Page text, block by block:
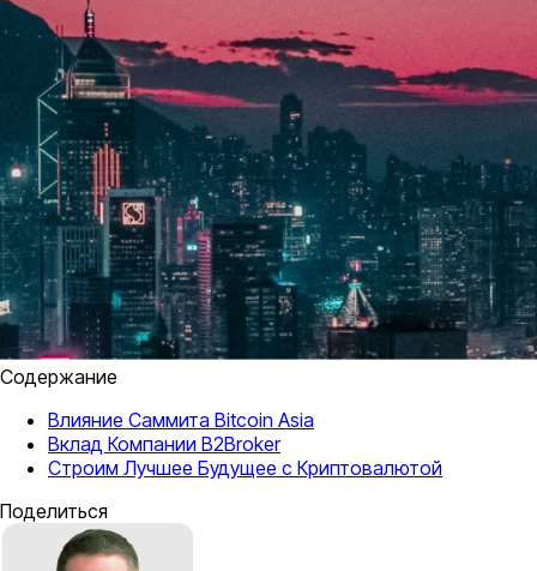
Содержание
Влияние Саммита Bitcoin Asia
Вклад Компании B2Broker
Строим Лучшее Будущее с Криптовалютой
Поделиться